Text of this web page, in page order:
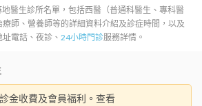
醫生診所名單，包括西醫（普通科醫生、專科醫
師、營養師等的詳細資料介紹及診症時間，以及
電話、夜診、 24小時門診服務詳情。
金收費及會員福利。查看